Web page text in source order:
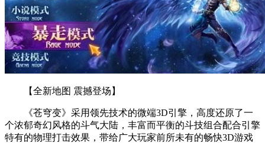
【全新地图 震撼登场】
《苍穹变》采用领先技术的微端3D引擎，高度还原了一
个浓郁奇幻风格的斗气大陆，丰富而平衡的斗技组合配合引擎
特有的物理打击效果，带给广大玩家前所未有的畅快3D游戏